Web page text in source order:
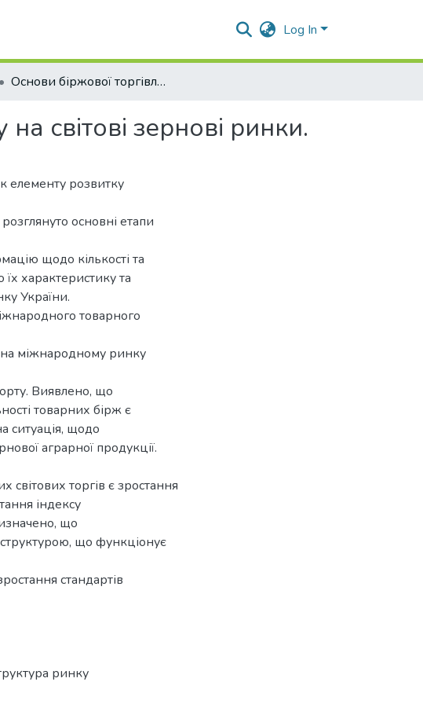
Log In
Основи біржової торгівлі на шляху до виходу на світові зернові ринки.
світові зернові ринки.
елементу розвитку
основні етапи
щодо кількості та
їх характеристику та
України.
товарного
на міжнародному ринку
Виявлено, що
товарних бірж є
ситуація, щодо
аграрної продукції.
світових торгів є зростання
індексу
що
що функціонує
стандартів
ринку